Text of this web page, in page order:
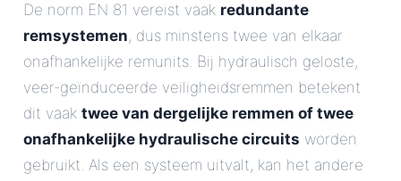
De norm EN 81 vereist vaak redundante
remsystemen, dus minstens twee van elkaar
onafhankelijke remunits. Bij hydraulisch geloste,
veer-geïnduceerde veiligheidsremmen betekent
dit vaak twee van dergelijke remmen of twee
onafhankelijke hydraulische circuits worden
gebruikt. Als een systeem uitvalt, kan het andere